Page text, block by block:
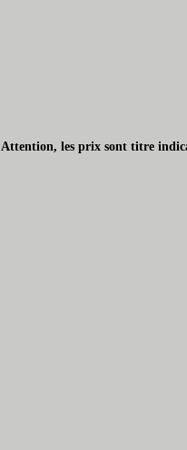
Attention, les prix sont titre